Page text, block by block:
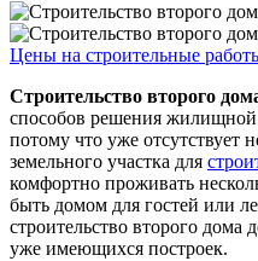
Цены на строительные
Строительство второго
способов решения
потому что уже отсутствует
земельного участка для
комфортно проживать
быть домом для гостей или
строительство второго дома
уже имеющихся построек.